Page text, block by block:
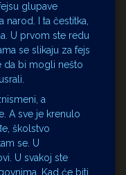
glupave
narod. I ta čestitka,
U prvom ste redu
se slikaju za fejs
da bi mogli nešto
a
A sve je krenulo
školstvo
se. U
U svakoj ste
Kad će biti